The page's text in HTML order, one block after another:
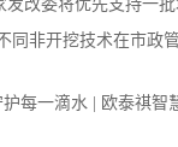
发改委将优先支持一
同非开挖技术在市政
每一滴水 | 欧泰祺智